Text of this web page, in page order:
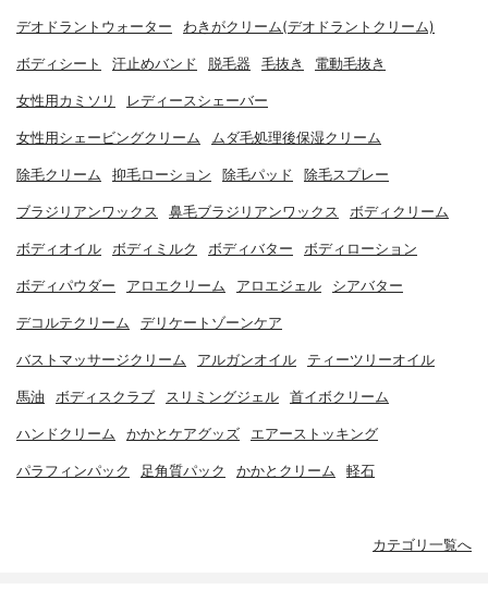
デオドラントウォーター わきがクリーム(デオドラントクリーム)
ボディシート 汗止めバンド 脱毛器 毛抜き 電動毛抜き
女性用カミソリ レディースシェーバー
女性用シェービングクリーム ムダ毛処理後保湿クリーム
除毛クリーム 抑毛ローション 除毛パッド 除毛スプレー
ブラジリアンワックス 鼻毛ブラジリアンワックス ボディクリーム
ボディオイル ボディミルク ボディバター ボディローション
ボディパウダー アロエクリーム アロエジェル シアバター
デコルテクリーム デリケートゾーンケア
バストマッサージクリーム アルガンオイル ティーツリーオイル
馬油 ボディスクラブ スリミングジェル 首イボクリーム
ハンドクリーム かかとケアグッズ エアーストッキング
パラフィンパック 足角質パック かかとクリーム 軽石
カテゴリ一覧へ